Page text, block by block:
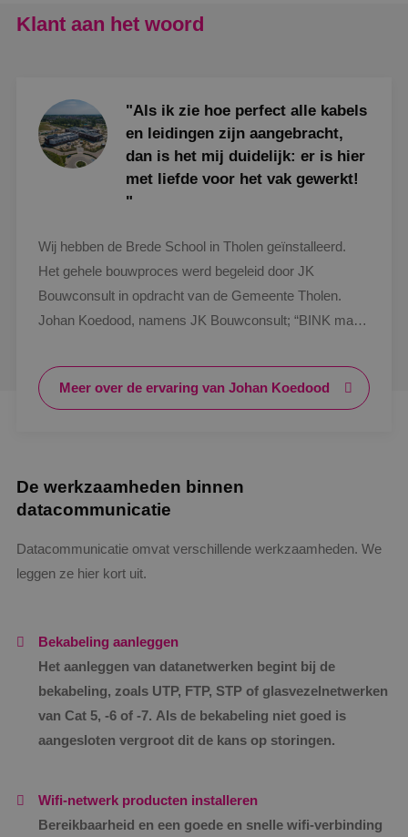
Klant aan het woord
"Als ik zie hoe perfect alle kabels
en leidingen zijn aangebracht,
dan is het mij duidelijk: er is hier
met liefde voor het vak gewerkt!
"
Wij hebben de Brede School in Tholen geïnstalleerd.
Het gehele bouwproces werd begeleid door JK
Bouwconsult in opdracht van de Gemeente Tholen.
Johan Koedood, namens JK Bouwconsult; “BINK mag
en leidingen zijn aangebracht, dan is het mij duidelijk: er
is hier met liefde voor het vak gewerkt! Door heel het
Meer over de ervaring van Johan Koedood
De werkzaamheden binnen
datacommunicatie
Datacommunicatie omvat verschillende werkzaamheden. We
leggen ze hier kort uit.
Bekabeling aanleggen
Het aanleggen van datanetwerken begint bij de
bekabeling, zoals UTP, FTP, STP of glasvezelnetwerken
van Cat 5, -6 of -7. Als de bekabeling niet goed is
aangesloten vergroot dit de kans op storingen.
Wifi-netwerk producten installeren
Bereikbaarheid en een goede en snelle wifi-verbinding